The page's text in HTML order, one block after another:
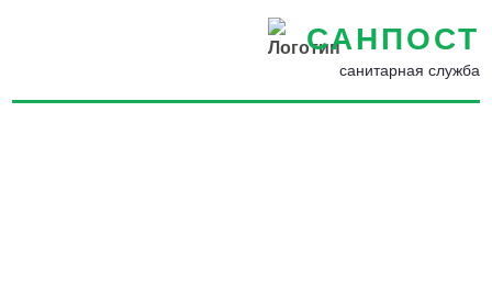
САНПОСТ
санитарная служба